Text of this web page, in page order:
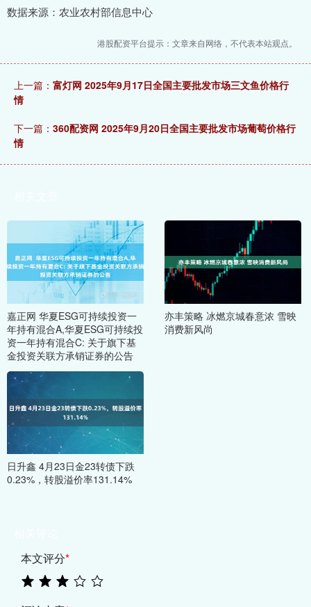
数据来源：农业农村部信息中心
港股配资平台提示：文章来自网络，不代表本站观点。
上一篇： 富灯网 2025年9月17日全国主要批发市场三文鱼价格行
情
下一篇： 360配资网 2025年9月20日全国主要批发市场葡萄价格行
情
嘉正网 华夏ESG可持续投资一
年持有混合A,华夏ESG可持续投
资一年持有混合C: 关于旗下基
金投资关联方承销证券的公告
亦丰策略 冰燃京城春意浓 雪映
消费新风尚
日升鑫 4月23日金23转债下跌
0.23%，转股溢价率131.14%
本文评分*